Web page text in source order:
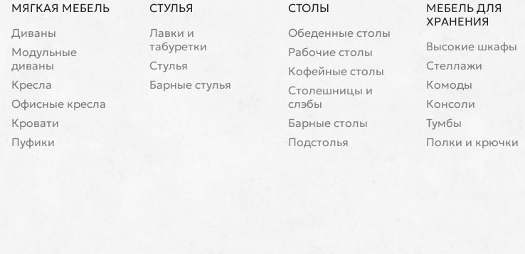
МЯГКАЯ МЕБЕЛЬ
Диваны
Модульные
диваны
Кресла
Офисные кресла
Кровати
Пуфики
СТУЛЬЯ
Лавки и
табуретки
Стулья
Барные стулья
СТОЛЫ
Обеденные столы
Рабочие столы
Кофейные столы
Cтолешницы и
слэбы
Барные столы
Подстолья
МЕБЕЛЬ ДЛЯ
ХРАНЕНИЯ
Высокие шкафы
Стеллажи
Комоды
Консоли
Тумбы
Полки и крючки